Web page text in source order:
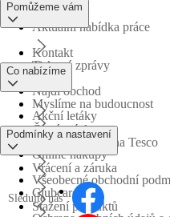
Aktuální nabídka práce
Tiskové zprávy
Myslíme na budoucnost
Obchodní skupina Tesco
Pomůžeme vám
Kontakt
Najdi obchod
Časté otázky
Vrácení a záruka
Stažení produktů
Co nabízíme
Akční letáky
Online nákupy
Clubcard
Podmínky a nastavení
Všeobecné obchodní
Sledujte nás